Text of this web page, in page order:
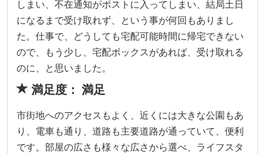
しまい、不在通知がポストに入ってしまい、結局土日
になるまで受け取れず、という事が何回もありまし
た。仕事で、どうしても宅配可能時間に帰宅できない
ので、もう少し、宅配ボックスがあれば、受け取れる
のに、と思いました。
満足度： 満足
市街地へのアクセスもよく、近くには大きな公園もあ
り、電車も通り、道路も主要道路が通っていて、便利
です。部屋の広さも様々な広さから選べ、ライフスタ